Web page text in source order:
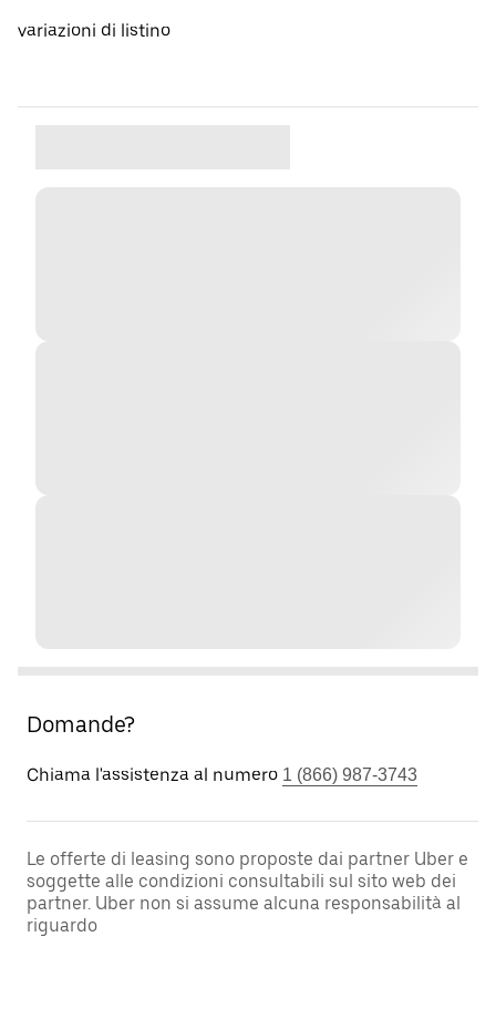
variazioni di listino
Domande?
Chiama l'assistenza al numero 1 (866) 987-3743
Le offerte di leasing sono proposte dai partner Uber e
soggette alle condizioni consultabili sul sito web dei
partner. Uber non si assume alcuna responsabilità al
riguardo